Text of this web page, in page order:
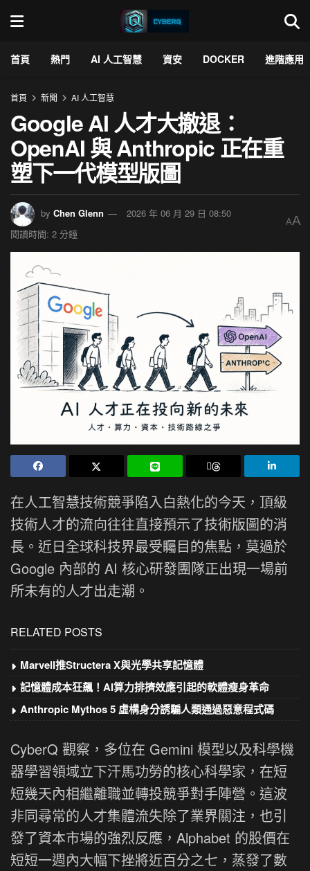
首頁 熱門 AI 人工智慧 資安 DOCKER 進階應用
首頁 新聞 AI 人工智慧
Google AI 人才大撤退：
OpenAI 與 Anthropic 正在重
塑下一代模型版圖
by Chen Glenn
2026 年 06 月 29 日 08:50
閱讀時間: 2 分鐘
AA
在人工智慧技術競爭陷入白熱化的今天，頂級
技術人才的流向往往直接預示了技術版圖的消
長。近日全球科技界最受矚目的焦點，莫過於
Google 內部的 AI 核心研發團隊正出現一場前
所未有的人才出走潮。
RELATED POSTS
Marvell推Structera X與光學共享記憶體
記憶體成本狂飆！AI算力排擠效應引起的軟體瘦身革命
Anthropic Mythos 5 虛構身分誘騙人類通過惡意程式碼
CyberQ 觀察，多位在 Gemini 模型以及科學機
器學習領域立下汗馬功勞的核心科學家，在短
短幾天內相繼離職並轉投競爭對手陣營。這波
非同尋常的人才集體流失除了業界關注，也引
發了資本市場的強烈反應，Alphabet 的股價在
短短一週內大幅下挫將近百分之七，蒸發了數